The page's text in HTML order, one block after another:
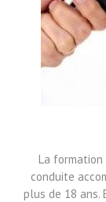
La formation
conduite
plus de 18 ans.